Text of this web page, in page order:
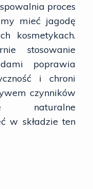
proces
mieć jagodę
kosmetykach.
stosowanie
poprawia
i chroni
czynników
naturalne
w składzie ten